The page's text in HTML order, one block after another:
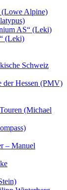
(Lowe Alpine)
AS“ (Leki)
(Leki)
Schweiz
der Hessen (PMV)
(Michael
– Manuel